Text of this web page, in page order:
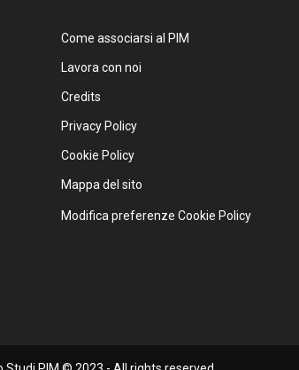
Come associarsi al PIM
Lavora con noi
Credits
Privacy Policy
Cookie Policy
Mappa del sito
Modifica preferenze Cookie Policy